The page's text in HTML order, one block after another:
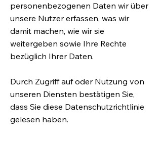
personenbezogenen Daten wir über
unsere Nutzer erfassen, was wir
damit machen, wie wir sie
weitergeben sowie Ihre Rechte
bezüglich Ihrer Daten.
Durch Zugriff auf oder Nutzung von
unseren Diensten bestätigen Sie,
dass Sie diese Datenschutzrichtlinie
gelesen haben.